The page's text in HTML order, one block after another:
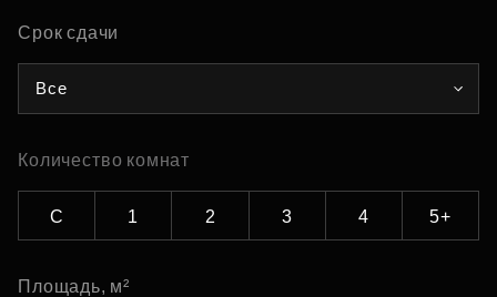
Срок сдачи
Все
Количество комнат
С 1 2 3 4 5+
Площадь, м²